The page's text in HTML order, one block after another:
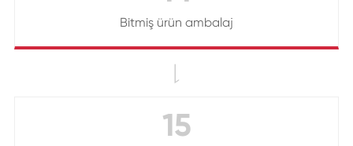
Bitmiş ürün ambalaj

15